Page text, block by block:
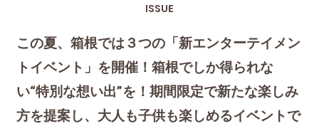
ISSUE
この夏、箱根では３つの「新エンターテイメン
トイベント」を開催！箱根でしか得られな
い“特別な想い出”を！期間限定で新たな楽しみ
方を提案し、大人も子供も楽しめるイベントで